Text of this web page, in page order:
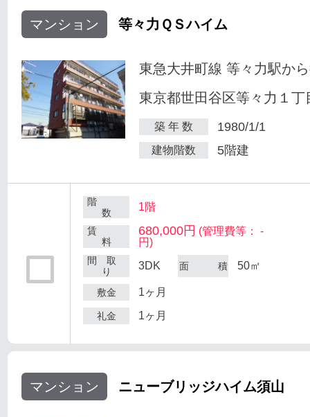
マンション 等々力ＱＳハイム
東急大井町線 等々力駅か
東京都世田谷区等々力１丁
築 年 数 1980/1/1
建物階数 5階建
階
数
1階
賃
料
680,000円 (管理費等： -
円)
間 取
り
3DK 面 積 50㎡
敷金 1ヶ月
礼金 1ヶ月
マンション ニューブリッジハイム須山